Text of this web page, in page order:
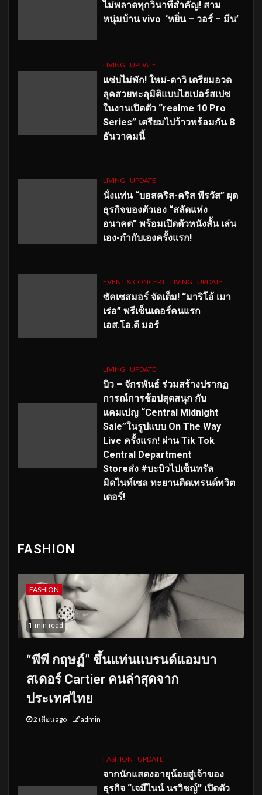
ไม่พลาดทุกวินาทีสำคัญ! สาม
หนุ่มบ้าน vivo ‘หยิ่น – วอร์ – มีน’
LIVING UPDATE
แซ่บไม่พัก! ใหม่-ดาวิ เตรียมอวด
ลุคสวยทะลุมิติแบบไฮเปอร์สเปซ
ในงานเปิดตัว “realme 10 Pro
Series” เตรียมไปว้าวพร้อมกัน 8
ธันวาคมนี้
LIVING UPDATE
นั่งแท่น “บอสคริส-คริส พีรวัส” ผุด
ธุรกิจของตัวเอง “สลัดแห่ง
อนาคต” พร้อมเปิดตัวหนังสั้น เล่น
เอง-กำกับเองครั้งแรก!
EVENT & CONCERT LIVING UPDATE
ซัคเซสมอร์ จัดเต็ม! “มาริโอ้ เมา
เร่อ” พรีเซ็นเตอร์คนแรก
เอส.โอ.ดี มอร์
LIVING UPDATE
บิว – จักรพันธ์ ร่วมสร้างปรากฏ
การณ์การช้อปสุดสนุก กับ
แคมเปญ “Central Midnight
Sale”ในรูปแบบ On The Way
Live ครั้งแรก! ผ่าน Tik Tok
Central Department
Storeส่ง #บะบิวไปเซ็นทรัล
มิดไนท์เซล ทะยานติดเทรนด์ทวิต
เตอร์!
FASHION
FASHION
1 min read
“พีพี กฤษฏ์” ขึ้นแท่นแบรนด์แอมบา
สเดอร์ Cartier คนล่าสุดจาก
ประเทศไทย
2 เดือน ago admin
FASHION UPDATE
จากนักแสดงอายุน้อยสู่เจ้าของ
ธุรกิจ “เจมีไนน์ นรวิชญ์” เปิดตัว